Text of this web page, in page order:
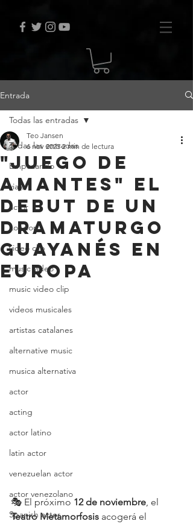
Entrada
Todas las entradas
Empezando
viaje
actor
London
video clip
music video
music video clip
videos musicales
artistas catalanes
alternative music
musica alternativa
actor
acting
actor latino
latin actor
venezuelan actor
actor venezolano
Spanish actor
Todas las entradas
"Juego de
Amantes" el
debut de un
dramaturgo
guayanés en
Europa
Teo Jansen
6 nov 2025 2 min de lectura
🎭 El próximo 12 de noviembre, el
Teatro Metamorfosis acogerá el